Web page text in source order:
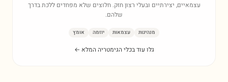
עצמאיים, יצירתיים ובעלי רצון חזק. חלוצים שלא מפחדים ללכת בדרך
שלהם.
מנהיגות עצמאות יוזמה אומץ
גלו עוד בכלי הגימטריה המלא ←